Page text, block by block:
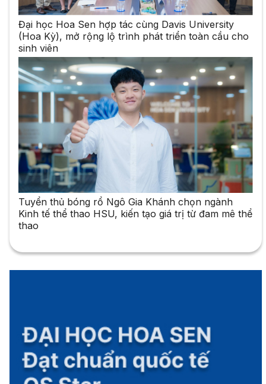
Đại học Hoa Sen hợp tác cùng Davis University
(Hoa Kỳ), mở rộng lộ trình phát triển toàn cầu cho
sinh viên
Tuyển thủ bóng rổ Ngô Gia Khánh chọn ngành
Kinh tế thể thao HSU, kiến tạo giá trị từ đam mê thể
thao